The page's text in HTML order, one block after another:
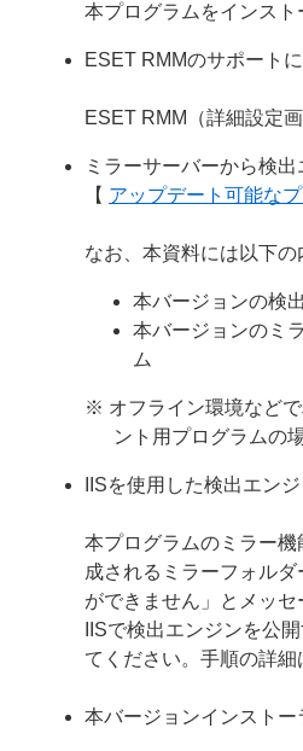
本プログラムをインス
ESET RMMのサポート
ESET RMM（詳細設定
ミラーサーバーから検
【 アップデート可能な
なお、本資料には以下の
本バージョンの検
本バージョンのミ
ム
※ オフライン環境などで
ント用プログラムの
IISを使用した検出エン
本プログラムのミラー
成されるミラーフォル
ができません」とメッセ
IISで検出エンジンを公
てください。手順の詳細
本バージョンインスト